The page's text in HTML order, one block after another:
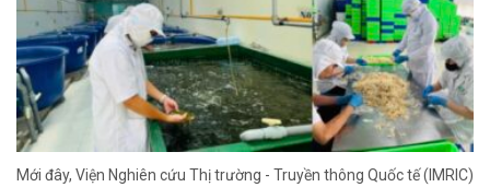
Mới đây, Viện Nghiên cứu Thị trường - Truyền thông Quốc tế (IMRIC)